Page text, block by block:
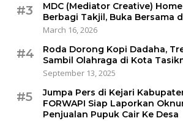
#3
MDC (Mediator Creative)
Berbagi Takjil, Buka Bersama
March 16, 2026
#4
Roda Dorong Kopi Dadaha,
Sambil Olahraga di Kota
September 13, 2025
#5
Jumpa Pers di Kejari
FORWAPI Siap Laporkan
Penjualan Pupuk Cair Ke Desa